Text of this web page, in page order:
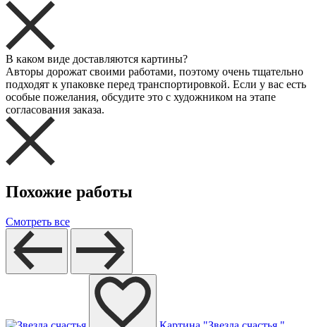
В каком виде доставляются картины?
Авторы дорожат своими работами, поэтому очень тщательно
подходят к упаковке перед транспортировкой. Если у вас есть
особые пожелания, обсудите это с художником на этапе
согласования заказа.
Похожие работы
Смотреть все